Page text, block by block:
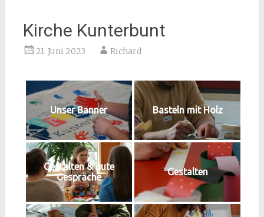
Kirche Kunterbunt
21. Juni 2023 Richard
Unser Banner Basteln mit Holz
Gestalten & gute
Gespräche
Gestalten